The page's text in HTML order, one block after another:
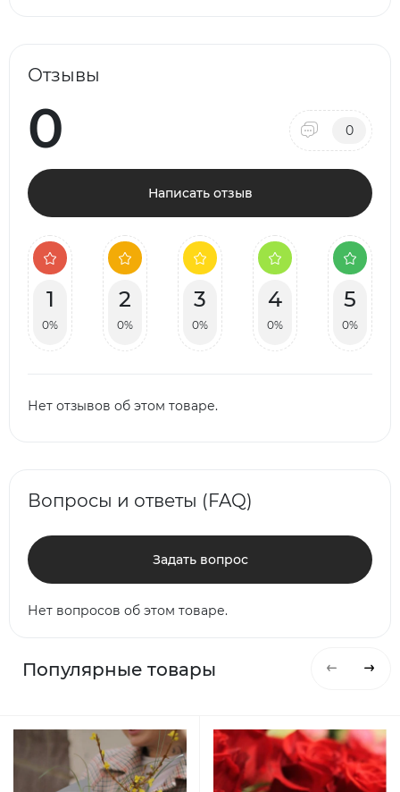
Отзывы
0 0
Написать отзыв
1
0%
2
0%
3
0%
4
0%
5
0%
Нет отзывов об этом товаре.
Вопросы и ответы (FAQ)
Задать вопрос
Нет вопросов об этом товаре.
Популярные товары